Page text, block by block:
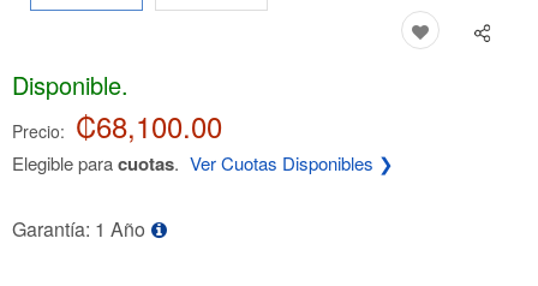
Disponible.
Precio: ₡68,100.00
Elegible paracuotas. Ver Cuotas Disponibles ❯
Garantía: 1 Año